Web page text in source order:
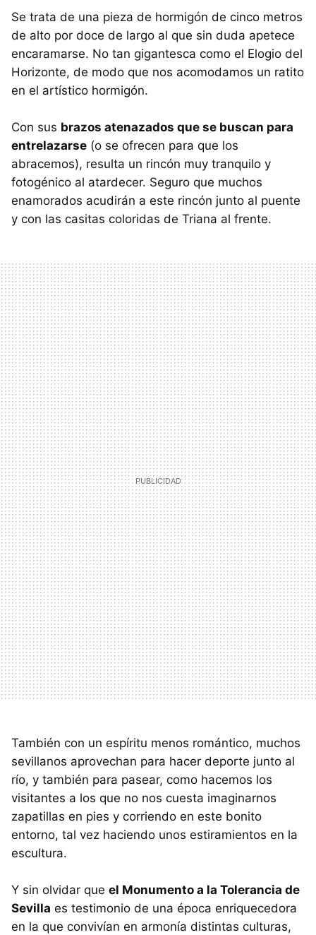
Se trata de una pieza de hormigón de cinco metros
de alto por doce de largo al que sin duda apetece
encaramarse. No tan gigantesca como el Elogio del
Horizonte, de modo que nos acomodamos un ratito
en el artístico hormigón.
Con sus brazos atenazados que se buscan para
entrelazarse (o se ofrecen para que los
abracemos), resulta un rincón muy tranquilo y
fotogénico al atardecer. Seguro que muchos
enamorados acudirán a este rincón junto al puente
y con las casitas coloridas de Triana al frente.
También con un espíritu menos romántico, muchos
sevillanos aprovechan para hacer deporte junto al
río, y también para pasear, como hacemos los
visitantes a los que no nos cuesta imaginarnos
zapatillas en pies y corriendo en este bonito
entorno, tal vez haciendo unos estiramientos en la
escultura.
Y sin olvidar que el Monumento a la Tolerancia de
Sevilla es testimonio de una época enriquecedora
en la que convivían en armonía distintas culturas,